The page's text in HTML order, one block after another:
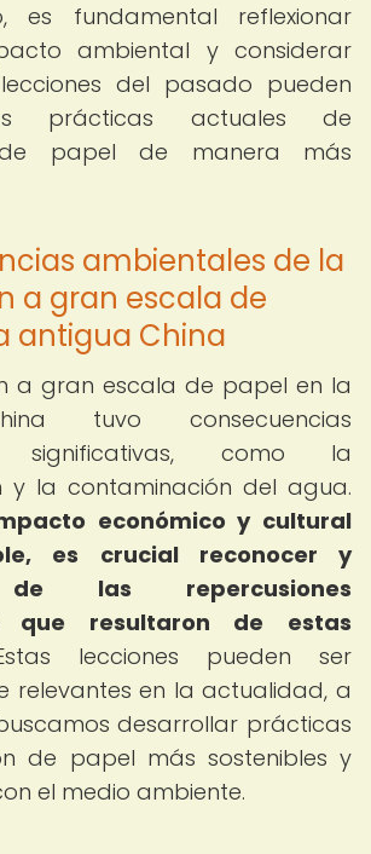
es fundamental reflexionar
ambiental y considerar
del pasado pueden
prácticas actuales de
de papel de manera más
ambientales de la
a gran escala de
antigua China
a gran escala de papel en la
tuvo consecuencias
significativas, como la
y la contaminación del agua.
económico y cultural
es crucial reconocer y
las repercusiones
que resultaron de estas
lecciones pueden ser
relevantes en la actualidad, a
desarrollar prácticas
de papel más sostenibles y
el medio ambiente.